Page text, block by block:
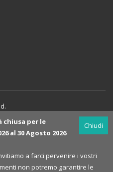
Chiudi
chiusa per le
al 30 Agosto 2026
a farci pervenire i vostri
non potremo garantire le